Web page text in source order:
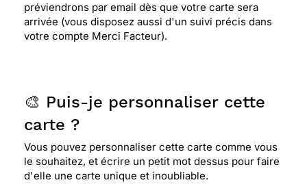
préviendrons par email dès que votre carte sera
arrivée (vous disposez aussi d'un suivi précis dans
votre compte Merci Facteur).
🎨 Puis-je personnaliser cette
carte ?
Vous pouvez personnaliser cette carte comme vous
le souhaitez, et écrire un petit mot dessus pour faire
d'elle une carte unique et inoubliable.